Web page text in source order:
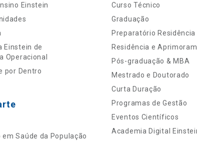
Einstein
Einstein de
Operacional
por Dentro
em Saúde da População
Curso Técnico
Graduação
Preparatório Residência
Residência e
Pós-graduação & MBA
Mestrado e Doutorado
Curta Duração
Programas de Gestão
Eventos Científicos
Academia Digital